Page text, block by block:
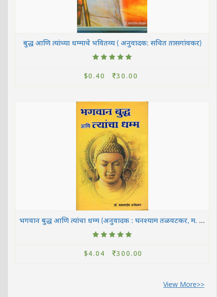
बुद्ध आणि त्यांच्या धम्माचे भवितव्य ( अनुवादक: सचित तासगांवकर)
$0.40 30.00
भगवान बुद्ध आणि त्यांचा धम्म (अनुवादक : घनश्याम तळवटकर, म. भि.चिटणीस आणि शां. श. रेगे)
$4.04 300.00
View More>>